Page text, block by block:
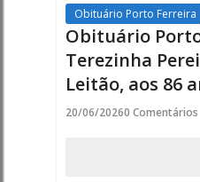
de
Leitão,
Obituário Porto Ferreira
Obituário
Terezinha
Leitão, aos 86
20/06/20260 Comentários